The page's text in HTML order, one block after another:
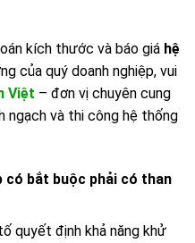
kích thước và báo giá hệ
của quý doanh nghiệp, vui
Việt – đơn vị chuyên cung
ngạch và thi công hệ thống
có bắt buộc phải có than
quyết định khả năng khử